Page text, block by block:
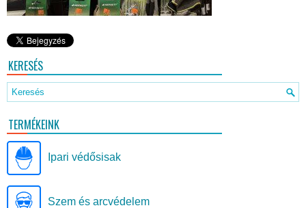
KERESÉS
TERMÉKEINK
Ipari védősisak
Szem és arcvédelem